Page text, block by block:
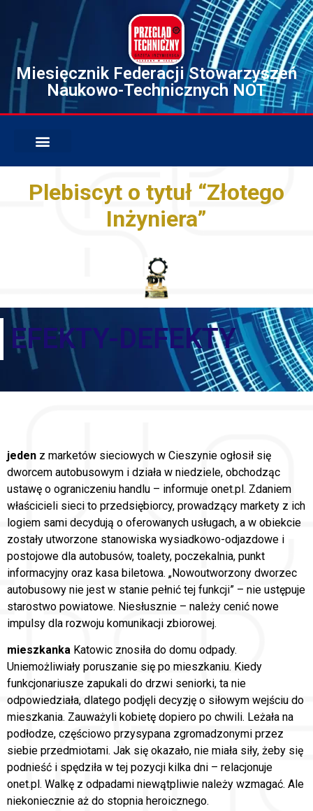
Miesięcznik Federacji Stowarzyszeń
Naukowo-Technicznych NOT
Plebiscyt o tytuł “Złotego
Inżyniera”
EFEKTY-DEFEKTY
jeden z marketów sieciowych w Cieszynie ogłosił się
dworcem autobusowym i działa w niedziele, obchodząc
ustawę o ograniczeniu handlu – informuje onet.pl. Zdaniem
właścicieli sieci to przedsiębiorcy, prowadzący markety z ich
logiem sami decydują o oferowanych usługach, a w obiekcie
zostały utworzone stanowiska wysiadkowo-odjazdowe i
postojowe dla autobusów, toalety, poczekalnia, punkt
informacyjny oraz kasa biletowa. „Nowoutworzony dworzec
autobusowy nie jest w stanie pełnić tej funkcji” – nie ustępuje
starostwo powiatowe. Niesłusznie – należy cenić nowe
impulsy dla rozwoju komunikacji zbiorowej.
mieszkanka Katowic znosiła do domu odpady.
Uniemożliwiały poruszanie się po mieszkaniu. Kiedy
funkcjonariusze zapukali do drzwi seniorki, ta nie
odpowiedziała, dlatego podjęli decyzję o siłowym wejściu do
mieszkania. Zauważyli kobietę dopiero po chwili. Leżała na
podłodze, częściowo przysypana zgromadzonymi przez
siebie przedmiotami. Jak się okazało, nie miała siły, żeby się
podnieść i spędziła w tej pozycji kilka dni – relacjonuje
onet.pl. Walkę z odpadami niewątpliwie należy wzmagać. Ale
niekoniecznie aż do stopnia heroicznego.